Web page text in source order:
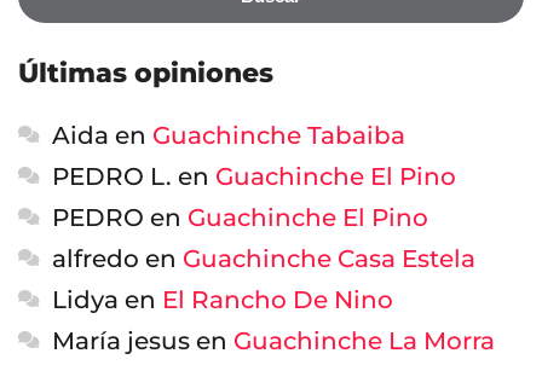
Últimas opiniones
Aida en Guachinche Tabaiba
PEDRO L. en Guachinche El Pino
PEDRO en Guachinche El Pino
alfredo en Guachinche Casa Estela
Lidya en El Rancho De Nino
María jesus en Guachinche La Morra